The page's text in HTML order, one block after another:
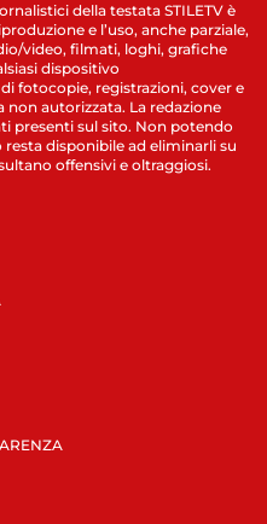
della testata STILETV è
e l’uso, anche parziale,
video, filmati, loghi, grafiche
dispositivo
fotocopie, registrazioni, cover e
autorizzata. La redazione
presenti sul sito. Non potendo
disponibile ad eliminarli su
offensivi e oltraggiosi.